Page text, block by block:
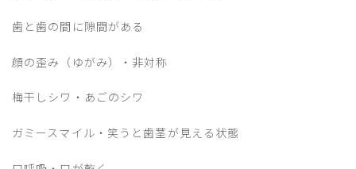
歯と歯の間に隙間がある
顔の歪み（ゆがみ）・非対称
梅干しシワ・あごのシワ
ガミースマイル・笑うと歯茎が見える状態